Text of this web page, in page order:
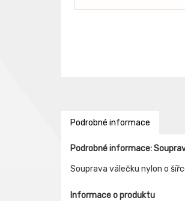
Podrobné informace
Podrobné informace:
Souprava válečku nylon o
Informace o produktu